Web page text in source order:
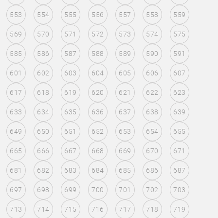
553 554 555 556 557 558 559
569 570 571 572 573 574 575
585 586 587 588 589 590 591
601 602 603 604 605 606 607
617 618 619 620 621 622 623
633 634 635 636 637 638 639
649 650 651 652 653 654 655
665 666 667 668 669 670 671
681 682 683 684 685 686 687
697 698 699 700 701 702 703
713 714 715 716 717 718 719